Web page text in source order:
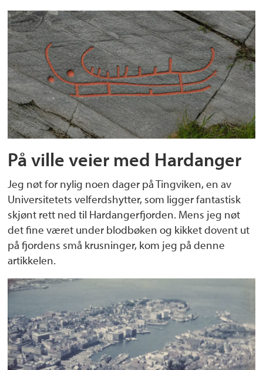
På ville veier med Hardanger
Jeg nøt for nylig noen dager på Tingviken, en av
Universitetets velferdshytter, som ligger fantastisk
skjønt rett ned til Hardangerfjorden. Mens jeg nøt
det fine været under blodbøken og kikket dovent ut
på fjordens små krusninger, kom jeg på denne
artikkelen.